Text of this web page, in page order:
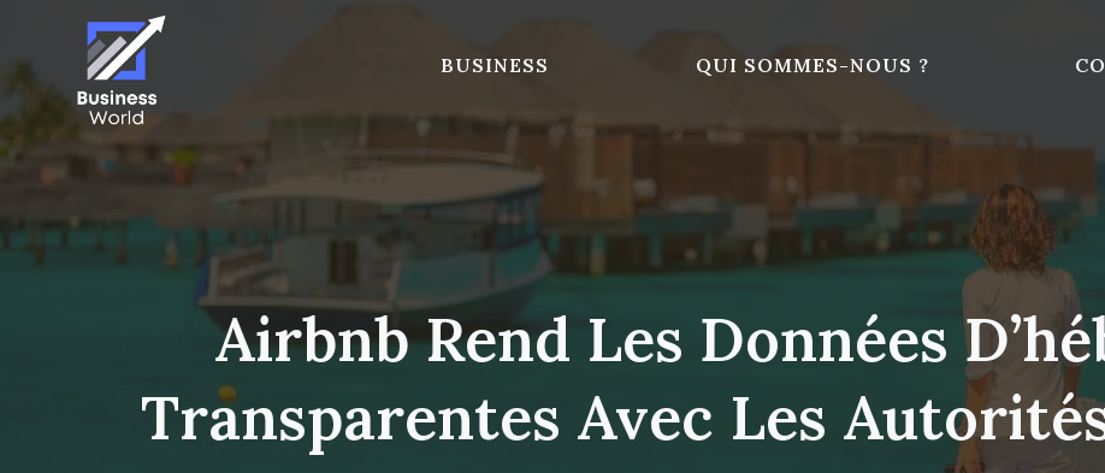
BUSINESS QUI SOMMES-NOUS ?
Airbnb Rend Les Données
Transparentes Avec Les